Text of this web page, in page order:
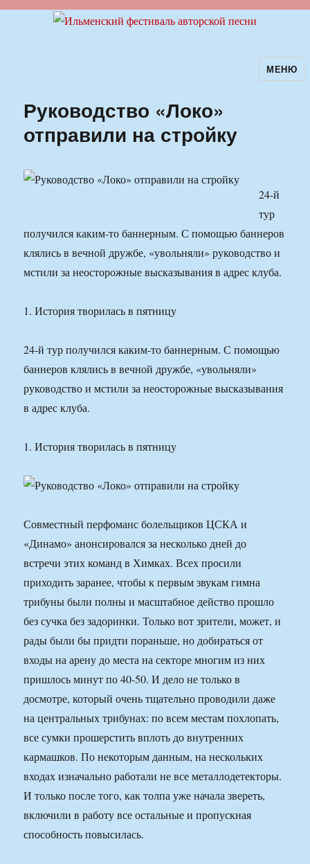
Ильменский фестиваль авторскойМЕНЮ
Руководство «Локо»
отправили на стройку
24-й
тур
получился каким-то баннерным. С помощью баннеров
клялись в вечной дружбе, «увольняли» руководство и
мстили за неосторожные высказывания в адрес клуба.
1. История творилась в пятницу
24-й тур получился каким-то баннерным. С помощью
баннеров клялись в вечной дружбе, «увольняли»
руководство и мстили за неосторожные высказывания
в адрес клуба.
1. История творилась в пятницу
Совместный перфоманс болельщиков ЦСКА и
«Динамо» анонсировался за несколько дней до
встречи этих команд в Химках. Всех просили
приходить заранее, чтобы к первым звукам гимна
трибуны были полны и масштабное действо прошло
без сучка без задоринки. Только вот зрители, может, и
рады были бы придти пораньше, но добираться от
входы на арену до места на секторе многим из них
пришлось минут по 40-50. И дело не только в
досмотре, который очень тщательно проводили даже
на центральных трибунах: по всем местам похлопать,
все сумки прошерстить вплоть до внутренних
кармашков. По некоторым данным, на нескольких
входах изначально работали не все металлодетекторы.
И только после того, как толпа уже начала звереть,
включили в работу все остальные и пропускная
способность повысилась.